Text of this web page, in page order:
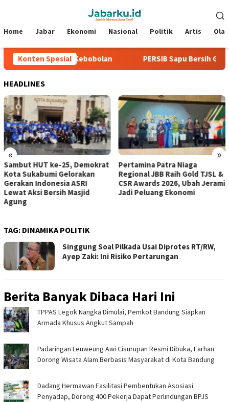
Mobile
Home Jabar Ekonomi Nasional Politik Artis
Konten Spesial
Tiga Laga Tanpa Kebobolan PERSIB Sapu Bersih Grup
HEADLINES
« »
Sambut HUT ke-25, Demokrat
Kota Sukabumi Gelorakan
Gerakan Indonesia ASRI
Lewat Aksi Bersih Masjid
Agung
Pertamina Patra Niaga
Regional JBB Raih Gold TJSL &
CSR Awards 2026, Ubah Jerami
Jadi Peluang Ekonomi
TAG: DINAMIKA POLITIK
Singgung Soal Pilkada Usai Diprotes RT/RW,
Ayep Zaki: Ini Risiko Pertarungan
Berita Banyak Dibaca Hari Ini
TPPAS Legok Nangka Dimulai, Pemkot Bandung Siapkan
Armada Khusus Angkut Sampah
Padaringan Leuweung Awi Cisurupan Resmi Dibuka, Farhan
Dorong Wisata Alam Berbasis Masyarakat di Kota Bandung
Dadang Hermawan Fasilitasi Pembentukan Asosiasi
Penyadap, Dorong 400 Pekerja Dapat Perlindungan BPJS